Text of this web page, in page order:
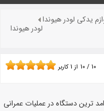
یدکی لودر هیوندا
لودر هیوندا
10 / 10 از 1کاربر
ترین دستگاه در عملیات عمرانی